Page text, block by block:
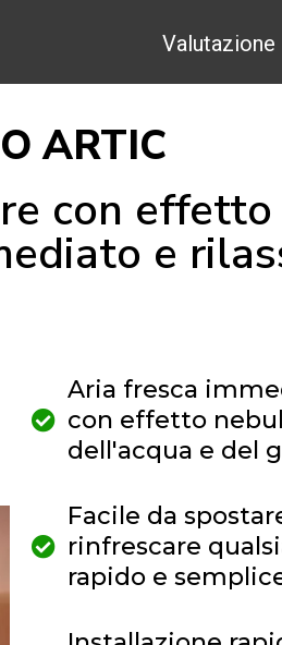
ARTIC
con effetto
e
Aria fresca
con effetto
dell'acqua e del
Facile da
rinfrescare
rapido e